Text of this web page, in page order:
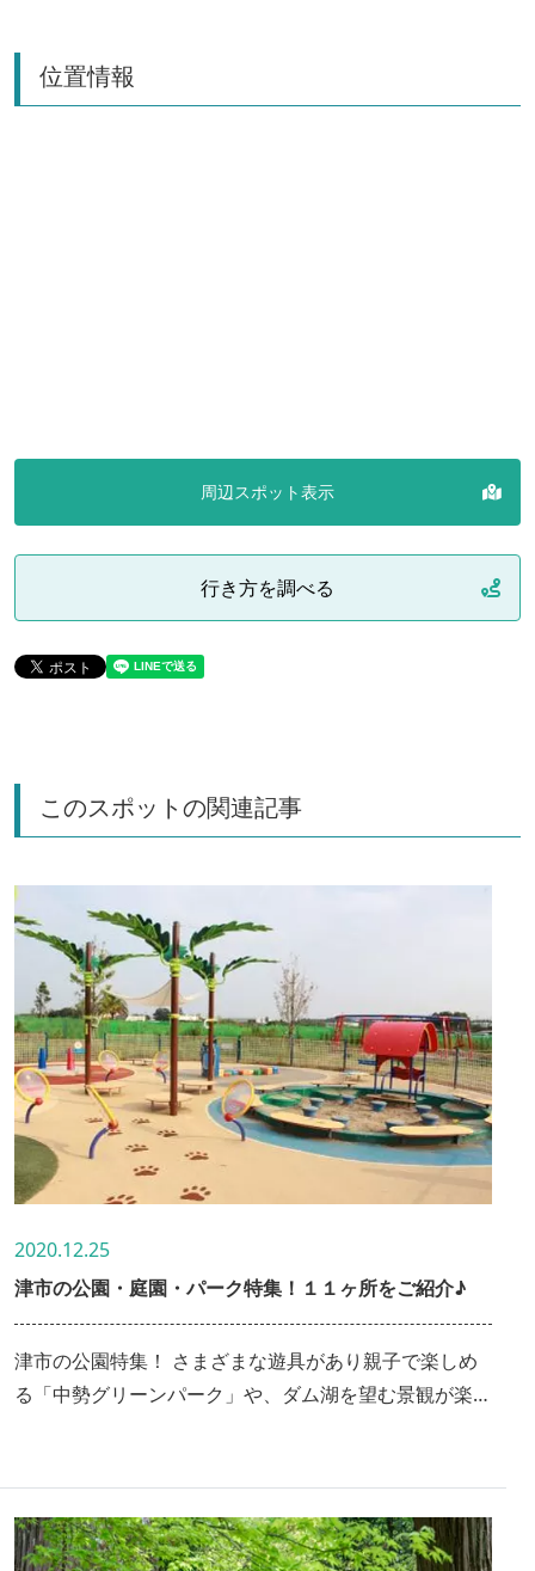
位置情報
周辺スポット表示
行き方を調べる
このスポットの関連記事
2020.12.25
津市の公園・庭園・パーク特集！１１ヶ所をご紹介♪
津市の公園特集！ さまざまな遊具があり親子で楽しめ
る「中勢グリーンパーク」や、ダム湖を望む景観が楽し
介します♪